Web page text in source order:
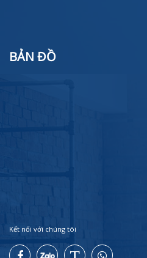
BẢN ĐỒ
Kết nối với chúng tôi